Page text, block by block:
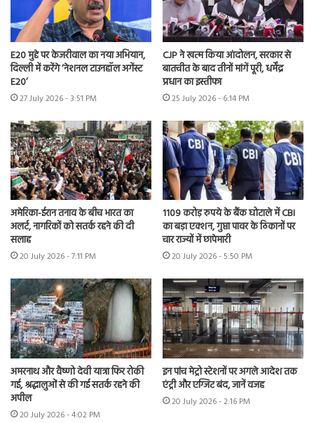
E20 मुद्दे पर केजरीवाल का नया अभियान,
दिल्ली में करेंगे ‘नेशनल टाउनहॉल अगेंस्ट
E20’
27 July 2026 - 3:51 PM
CJP ने खत्म किया आंदोलन, सरकार से
बातचीत के बाद तीनों मांगें पूरी, धर्मेंद्र
प्रधान का इस्तीफा
25 July 2026 - 6:14 PM
अमेरिका-ईरान तनाव के बीच भारत का
अलर्ट, नागरिकों को सतर्क रहने की दी
सलाह
20 July 2026 - 7:11 PM
1109 करोड़ रुपये के बैंक घोटाले में CBI
का बड़ा एक्शन, गुप्ता पावर के ठिकानों पर
चार राज्यों में छापेमारी
20 July 2026 - 5:50 PM
अमरनाथ और वैष्णो देवी यात्रा फिर रोकी
गई, श्रद्धालुओं से की गई सतर्क रहने की
अपील
20 July 2026 - 4:02 PM
इन पांच मेट्रो स्टेशनों पर अगले आदेश तक
एंट्री और एग्जिट बंद, जानें वजह
20 July 2026 - 2:16 PM